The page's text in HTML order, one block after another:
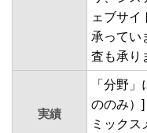
ェブサイ
承ってい
査も承り
実績
「分野
ののみ）
ミック